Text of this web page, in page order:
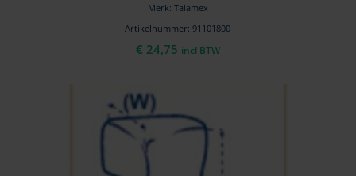
Merk: Talamex
Artikelnummer: 91101800
€ 24,75 incl BTW